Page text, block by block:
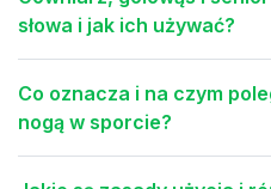
słowa i jak ich używać?
Co oznacza i na czym
nogą w sporcie?